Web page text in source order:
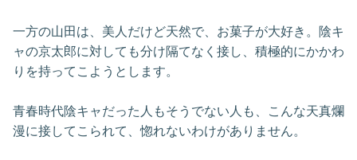
一方の山田は、美人だけど天然で、お菓子が大好き。陰キ
ャの京太郎に対しても分け隔てなく接し、積極的にかかわ
りを持ってこようとします。
青春時代陰キャだった人もそうでない人も、こんな天真爛
漫に接してこられて、惚れないわけがありません。